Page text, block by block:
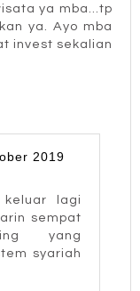
ya mba...tp
ya. Ayo mba
invest sekalian
2019
keluar lagi
sempat
yang
syariah